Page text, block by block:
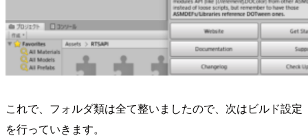
これで、フォルダ類は全て整いましたので、次はビルド設定
を行っていきます。